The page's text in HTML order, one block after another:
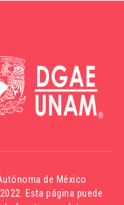
de México
Esta página puede